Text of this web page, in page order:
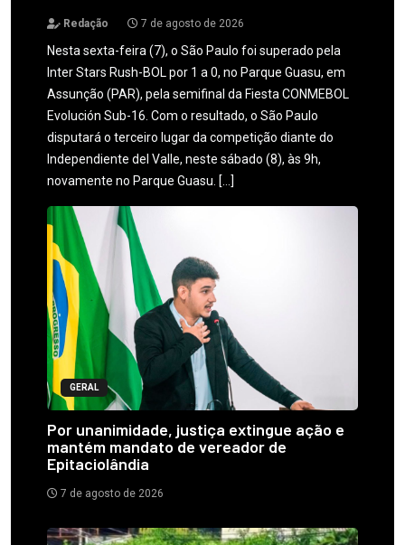
Redação 7 de agosto de 2026
Nesta sexta-feira (7), o São Paulo foi superado pela
Inter Stars Rush-BOL por 1 a 0, no Parque Guasu, em
Assunção (PAR), pela semifinal da Fiesta CONMEBOL
Evolución Sub-16. Com o resultado, o São Paulo
disputará o terceiro lugar da competição diante do
Independiente del Valle, neste sábado (8), às 9h,
novamente no Parque Guasu. […]
GERAL
Por unanimidade, justiça extingue ação e
mantém mandato de vereador de
Epitaciolândia
7 de agosto de 2026